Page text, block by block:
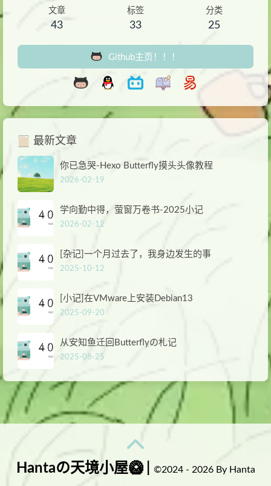
文章
43
标签
33
分类
25
Github主页！！！
最新文章
你已急哭-Hexo Butterfly摸头头像教程
2026-02-19
学向勤中得，萤窗万卷书-2025小记
2026-02-12
[杂记]一个月过去了，我身边发生的事
2025-10-12
[小记]在VMware上安装Debian13
2025-09-20
从安知鱼迁回Butterflyの札记
2025-08-25
Hantaの天境小屋🥝 | ©2024 - 2026 By Hanta